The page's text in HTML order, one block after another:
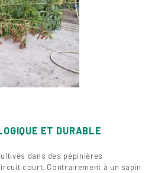
ET DURABLE
dans des pépinières
court. Contrairement à un sapin